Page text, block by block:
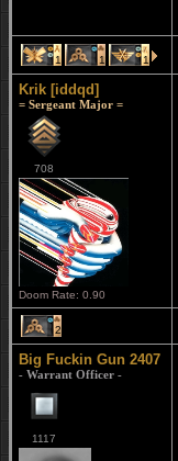
1 1 1
Krik [iddqd]
= Sergeant Major =
708
Doom Rate: 0.90
2
Big Fuckin Gun 2407
- Warrant Officer -
1117